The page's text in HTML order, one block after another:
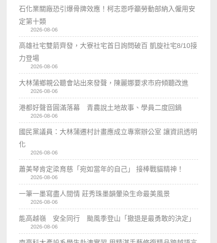
石化業關廠恐引爆骨牌效應！柯志恩呼籲勞動部納入僱用安
定第十類
2026-08-06
高雄社宅雙箭齊發，大寮社宅首日詢問破百 凱旋社宅8/10接
力登場
2026-08-06
大林蒲鄉親公聽會站出來發聲，陳麗娜要求市府傾聽改進
2026-08-06
港都好聲音圓滿落幕 青農說土地故事、學員二度回鍋
2026-08-06
國民黨議員：大林蒲遷村計畫應成立專案辦公室 讓資訊透明
化
2026-08-06
蕭美琴肯定梁育慈「宛如當年的自己」 接棒戰貓精神！
2026-08-06
一筆一墨寫盡人間情 莊秀珠墨韻暈染生命最美風景
2026-08-06
能高越嶺 安全同行 颱風季登山「撤退是最勇敢的決定」
2026-08-06